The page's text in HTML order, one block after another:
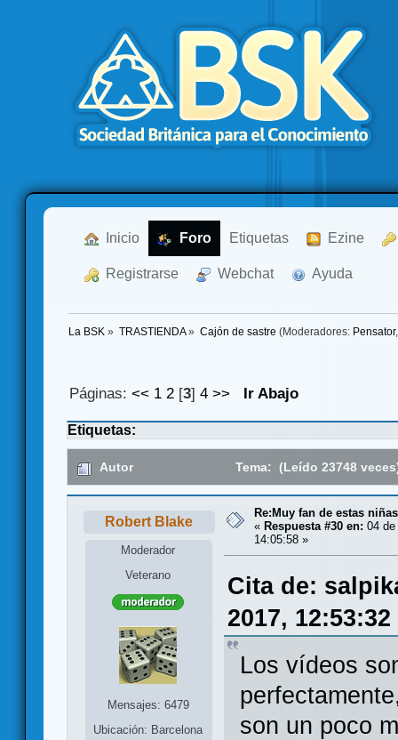
Inicio Foro Etiquetas Ezine
Registrarse Webchat Ayuda
La BSK » TRASTIENDA» Cajón de sastre (Moderadores: Pensator
Páginas:<< 1 2 [3]4 >> Ir Abajo
Etiquetas:
Autor Tema: (Leído 23748
Robert Blake
Moderador
Veterano
Mensajes: 6479
Ubicación: Barcelona
Re:Muy fan de estas
« Respuesta #30 en: 04
14:05:58 »
Cita de:
2017, 12:53:32
Los vídeos
son un poco